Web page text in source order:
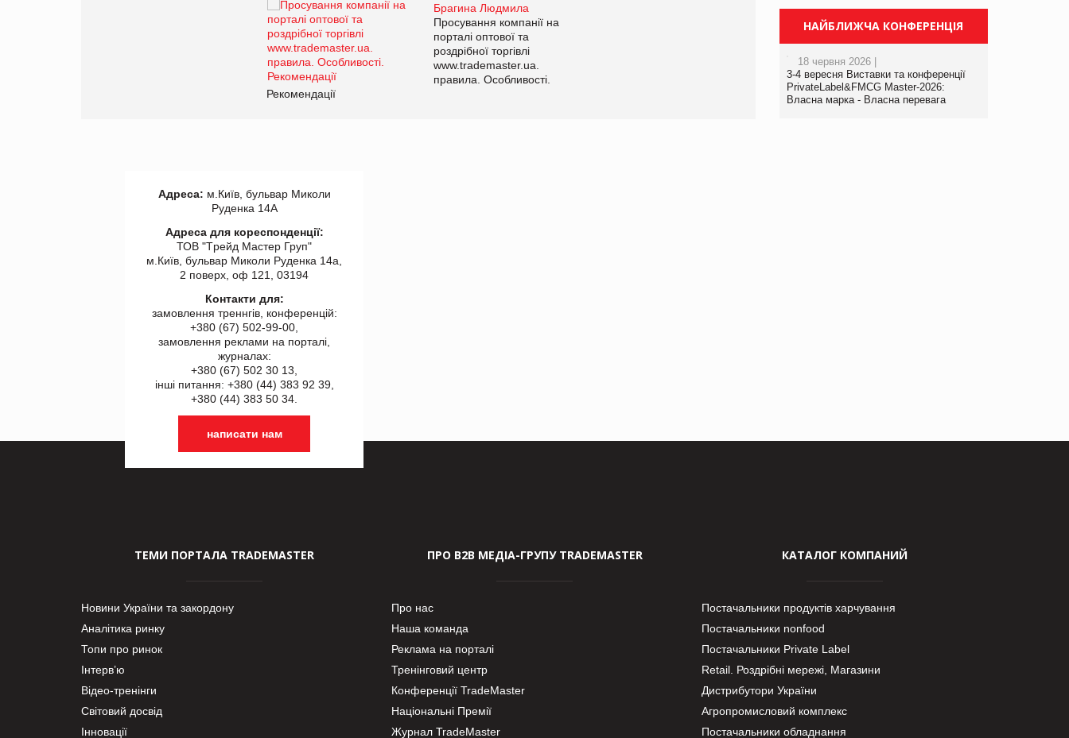
Брагина Людмила
Просування компанії на
порталі оптової та
роздрібної торгівлі
www.trademaster.ua.
правила. Особливості.
Рекомендації
Брагина Людмила
Просування компанії на
www.trademaster.ua.
правила. Особливості.
НАЙБЛИЖЧА КОНФЕРЕНЦІЯ
18 червня 2026 |
3-4 вересня Виставки та конференції
PrivateLabel&FMCG Master-2026:
Власна марка - Власна перевага
Адреса: м.Київ, бульвар Миколи
Руденка 14А
Адреса для кореспонденції:
ТОВ "Tрейд Мастер Груп"
м.Київ, бульвар Миколи Руденка 14а,
2 поверх, оф 121, 03194
Контакти для:
замовлення треннгів, конференцій:
+380 (67) 502-99-00,
замовлення реклами на порталі,
журналах:
+380 (67) 502 30 13,
інші питання: +380 (44) 383 92 39,
+380 (44) 383 50 34.
написати нам
ТЕМИ ПОРТАЛА TRADEMASTER
Новини України та закордону
Аналітика ринку
Топи про ринок
Інтерв’ю
Відео-тренінги
Світовий досвід
Інновації
ПРО В2В МЕДІА-ГРУПУ TRADEMASTER
Про нас
Наша команда
Реклама на порталі
Тренінговий центр
Конференції TradeMaster
Національні Премії
Журнал TradeMaster
КАТАЛОГ КОМПАНИЙ
Постачальники продуктів харчування
Постачальники nonfood
Постачальники Private Label
Retail. Роздрібні мережі, Магазини
Дистрибутори України
Агропромисловий комплекс
Постачальники обладнання